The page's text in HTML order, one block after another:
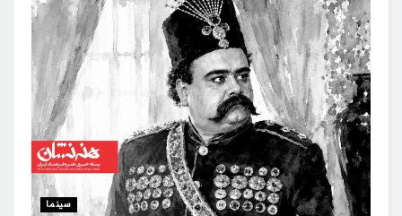
سینما